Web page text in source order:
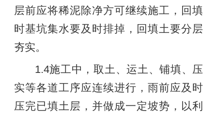
层前应将稀泥除净方可继续施工，回填
时基坑集水要及时排掉，回填土要分层
夯实。
1.4施工中，取土、运土、铺填、压
实等各道工序应连续进行，雨前应及时
压完已填土层，并做成一定坡势，以利